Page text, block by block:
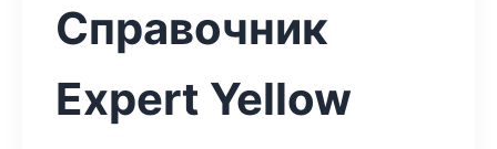
Справочник
Expert Yellow